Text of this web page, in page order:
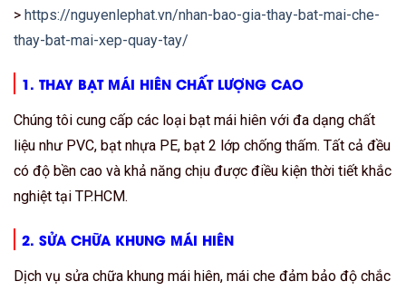
> https://nguyenlephat.vn/nhan-bao-gia-thay-bat-mai-che-
thay-bat-mai-xep-quay-tay/
1. THAY BẠT MÁI HIÊN CHẤT LƯỢNG CAO
Chúng tôi cung cấp các loại bạt mái hiên với đa dạng chất
liệu như PVC, bạt nhựa PE, bạt 2 lớp chống thấm. Tất cả đều
có độ bền cao và khả năng chịu được điều kiện thời tiết khắc
nghiệt tại TP.HCM.
2. SỬA CHỮA KHUNG MÁI HIÊN
Dịch vụ sửa chữa khung mái hiên, mái che đảm bảo độ chắc